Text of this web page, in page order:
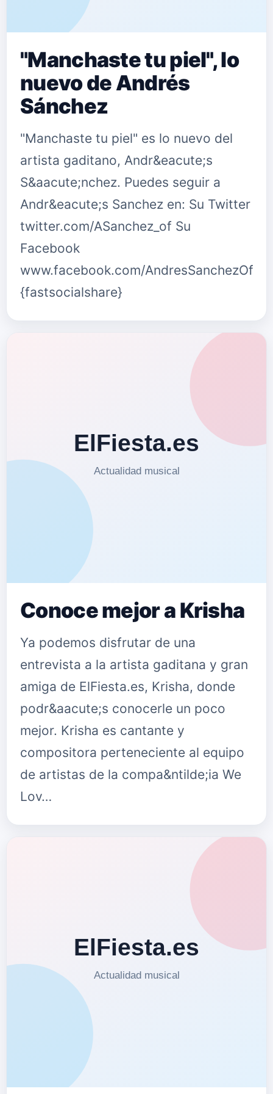
"Manchaste tu piel", lo
nuevo de Andrés
Sánchez
"Manchaste tu piel" es lo nuevo del
artista gaditano, Andr&eacute;s
S&aacute;nchez. Puedes seguir a
Andr&eacute;s Sanchez en: Su Twitter
twitter.com/ASanchez_of Su
Facebook
www.facebook.com/
{fastsocialshare}
Conoce mejor a Krisha
Ya podemos disfrutar de una
entrevista a la artista gaditana y gran
amiga de ElFiesta.es, Krisha, donde
podr&aacute;s conocerle un poco
mejor. Krisha es cantante y
compositora perteneciente al equipo
de artistas de la compa&ntilde;ia We
Lov…